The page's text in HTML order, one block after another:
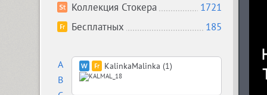
Коллекция Стокера
1721
Бесплатных
185
A
B
KalinkaMalinka (1)